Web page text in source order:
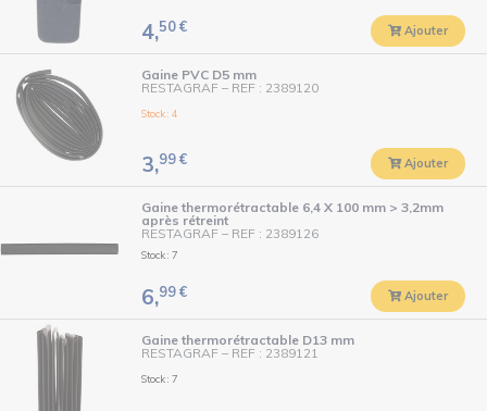
4,50€ Ajouter
Gaine PVC D5 mm
RESTAGRAF – REF : 2389120
Stock : 4
3,99€ Ajouter
Gaine thermorétractable 6,4 X 100 mm > 3,2mm
après rétreint
RESTAGRAF – REF : 2389126
Stock : 7
6,99€ Ajouter
Gaine thermorétractable D13 mm
RESTAGRAF – REF : 2389121
Stock : 7